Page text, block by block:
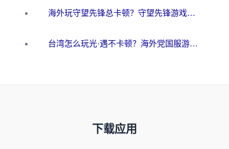
海外玩守望先锋总卡顿？守望先锋游戏加速器在哪里买&避坑指南（附欧洲非洲游戏实测）
台湾怎么玩光·遇不卡顿？海外党国服游戏加速终极攻略（附实测体验）
下载应用